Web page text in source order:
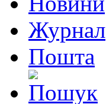
Журнал
Пошта